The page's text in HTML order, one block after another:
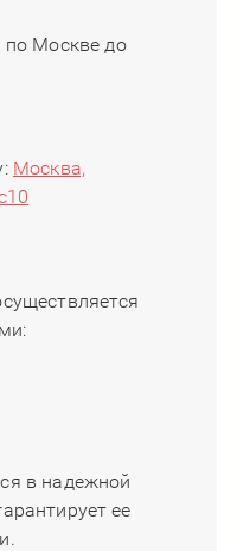
по Москве до
Москва,
в надежной
ее